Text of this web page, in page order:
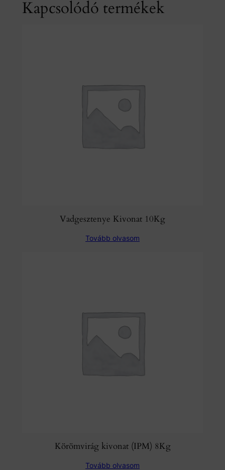
Kapcsolódó termékek
Vadgesztenye Kivonat 10Kg
Tovább olvasom
Körömvirág kivonat (IPM) 8Kg
Tovább olvasom